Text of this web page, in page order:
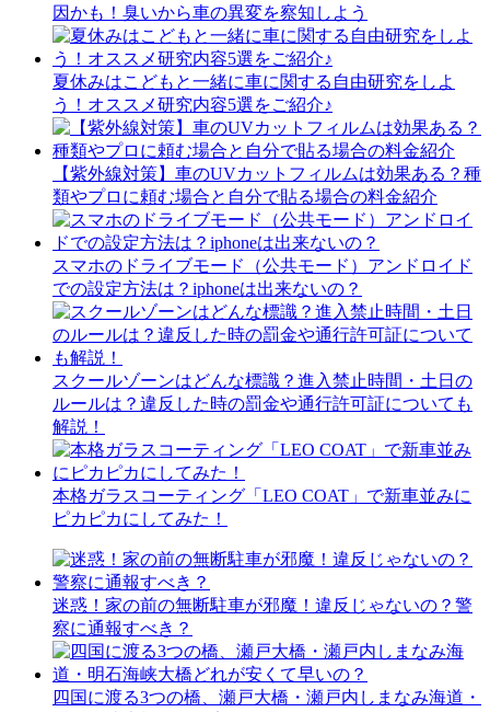
因かも！臭いから車の異変を察知しよう
夏休みはこどもと一緒に車に関する自由研究をしよ
う！オススメ研究内容5選をご紹介♪
【紫外線対策】車のUVカットフィルムは効果ある？種
類やプロに頼む場合と自分で貼る場合の料金紹介
スマホのドライブモード（公共モード）アンドロイド
での設定方法は？iphoneは出来ないの？
スクールゾーンはどんな標識？進入禁止時間・土日の
ルールは？違反した時の罰金や通行許可証についても
解説！
本格ガラスコーティング「LEO COAT」で新車並みに
ピカピカにしてみた！
迷惑！家の前の無断駐車が邪魔！違反じゃないの？警
察に通報すべき？
四国に渡る3つの橋、瀬戸大橋・瀬戸内しまなみ海道・